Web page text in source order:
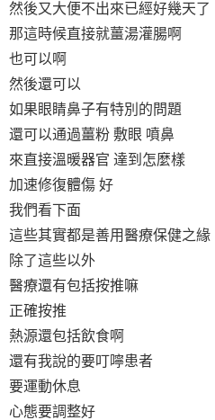
然後又大便不出來已經好幾天了
那這時候直接就薑湯灌腸啊
也可以啊
然後還可以
如果眼睛鼻子有特別的問題
還可以通過薑粉 敷眼 噴鼻
來直接溫暖器官 達到怎麼樣
加速修復體傷 好
我們看下面
這些其實都是善用醫療保健之緣
除了這些以外
醫療還有包括按推嘛
正確按推
熱源還包括飲食啊
還有我說的要叮嚀患者
要運動休息
心態要調整好